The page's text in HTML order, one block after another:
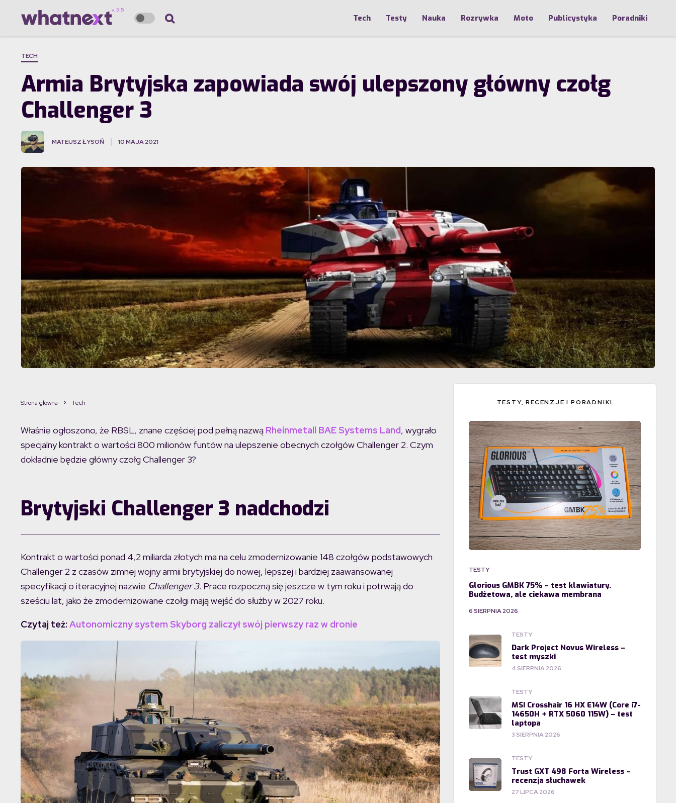
Tech Testy Nauka Rozrywka Moto Publicystyka Poradniki
TECH
Armia Brytyjska zapowiada swój ulepszony główny czołg
Challenger 3
MATEUSZ ŁYSOŃ 10 MAJA 2021
Strona główna Tech
Właśnie ogłoszono, że RBSL, znane częściej pod pełną nazwą Rheinmetall BAE Systems Land, wygrało
specjalny kontrakt o wartości 800 milionów funtów na ulepszenie obecnych czołgów Challenger 2. Czym
dokładnie będzie główny czołg Challenger 3?
Brytyjski Challenger 3 nadchodzi
Kontrakt o wartości ponad 4,2 miliarda złotych ma na celu zmodernizowanie 148 czołgów podstawowych
Challenger 2 z czasów zimnej wojny armii brytyjskiej do nowej, lepszej i bardziej zaawansowanej
specyfikacji o iteracyjnej nazwie Challenger 3. Prace rozpoczną się jeszcze w tym roku i potrwają do
sześciu lat, jako że zmodernizowane czołgi mają wejść do służby w 2027 roku.
Czytaj też: Autonomiczny system Skyborg zaliczył swój pierwszy raz w dronie
TESTY, RECENZJE I PORADNIKI
TESTY
Glorious GMBK 75% – test klawiatury.
Budżetowa, ale ciekawa membrana
6 SIERPNIA 2026
TESTY
Dark Project Novus Wireless –
test myszki
4 SIERPNIA 2026
TESTY
MSI Crosshair 16 HX E14W (Core i7-
14650H + RTX 5060 115W) – test
laptopa
3 SIERPNIA 2026
TESTY
Trust GXT 498 Forta Wireless –
recenzja słuchawek
27 LIPCA 2026